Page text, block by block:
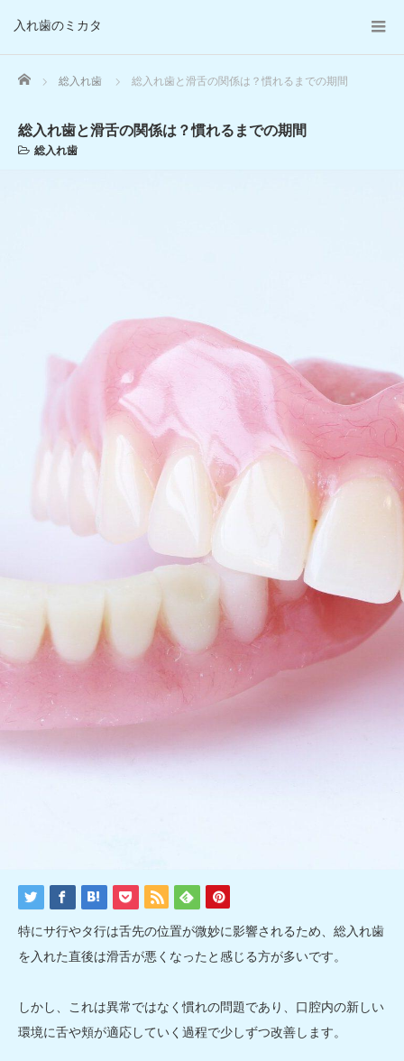
入れ歯のミカタ
Home 総入れ歯 総入れ歯と滑舌の関係は？慣れるまでの期間
総入れ歯と滑舌の関係は？慣れるまでの期間
総入れ歯
特にサ行やタ行は舌先の位置が微妙に影響されるため、総入れ歯
を入れた直後は滑舌が悪くなったと感じる方が多いです。
しかし、これは異常ではなく慣れの問題であり、口腔内の新しい
環境に舌や頬が適応していく過程で少しずつ改善します。